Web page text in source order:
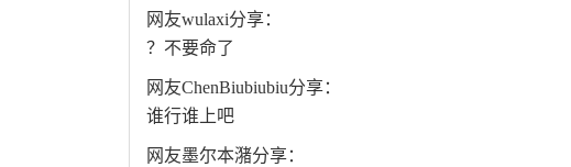
网友wulaxi分享：
？不要命了
网友ChenBiubiubiu分享：
谁行谁上吧
网友墨尔本潴分享：